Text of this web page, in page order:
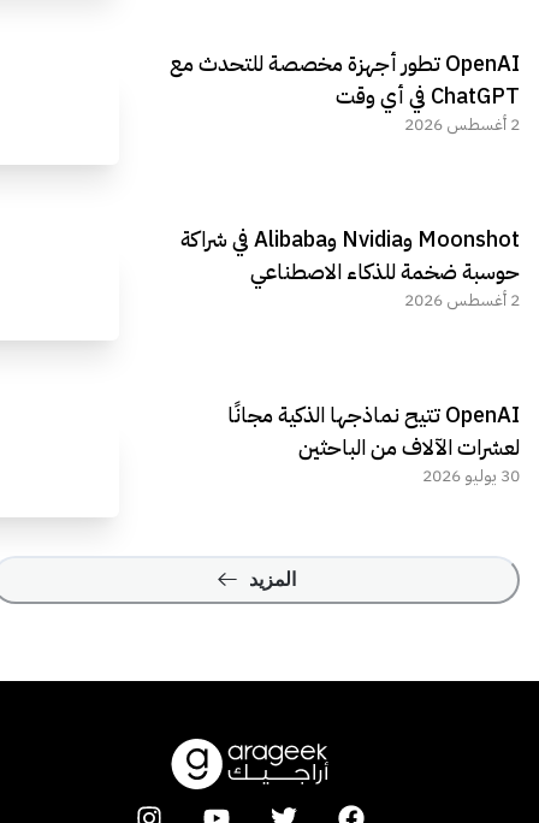
OpenAI تطور أجهزة مخصصة للتحدث مع
ChatGPT في أي وقت
2 أغسطس 2026
Moonshot وNvidia وAlibaba في شراكة
حوسبة ضخمة للذكاء الاصطناعي
2 أغسطس 2026
OpenAI تتيح نماذجها الذكية مجانًا
لعشرات الآلاف من الباحثين
30 يوليو 2026
المزيد